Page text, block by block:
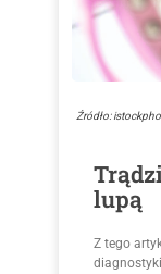
Źródło:
lupą
Z tego